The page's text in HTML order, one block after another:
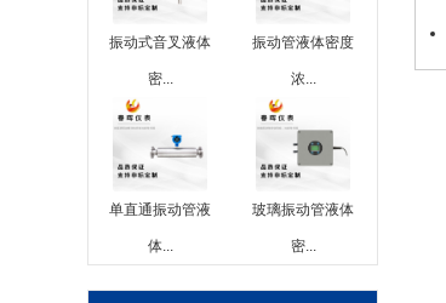
振动式音叉液体
密...
振动管液体密度
浓...
单直通振动管液
体...
玻璃振动管液体
密...